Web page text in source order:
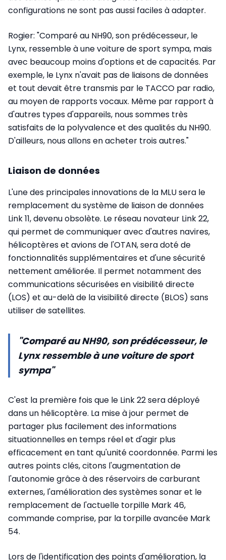
configurations ne sont pas aussi faciles à adapter.
Rogier: "Comparé au NH90, son prédécesseur, le
Lynx, ressemble à une voiture de sport sympa, mais
avec beaucoup moins d'options et de capacités. Par
exemple, le Lynx n'avait pas de liaisons de données
et tout devait être transmis par le TACCO par radio,
au moyen de rapports vocaux. Même par rapport à
d'autres types d'appareils, nous sommes très
satisfaits de la polyvalence et des qualités du NH90.
D'ailleurs, nous allons en acheter trois autres."
Liaison de données
L'une des principales innovations de la MLU sera le
remplacement du système de liaison de données
Link 11, devenu obsolète. Le réseau novateur Link 22,
qui permet de communiquer avec d'autres navires,
hélicoptères et avions de l'OTAN, sera doté de
fonctionnalités supplémentaires et d'une sécurité
nettement améliorée. Il permet notamment des
communications sécurisées en visibilité directe
(LOS) et au-delà de la visibilité directe (BLOS) sans
utiliser de satellites.
"Comparé au NH90, son prédécesseur, le
Lynx ressemble à une voiture de sport
sympa"
C'est la première fois que le Link 22 sera déployé
dans un hélicoptère. La mise à jour permet de
partager plus facilement des informations
situationnelles en temps réel et d'agir plus
efficacement en tant qu'unité coordonnée. Parmi les
autres points clés, citons l'augmentation de
l'autonomie grâce à des réservoirs de carburant
externes, l'amélioration des systèmes sonar et le
remplacement de l'actuelle torpille Mark 46,
commande comprise, par la torpille avancée Mark
54.
Lors de l'identification des points d'amélioration, la